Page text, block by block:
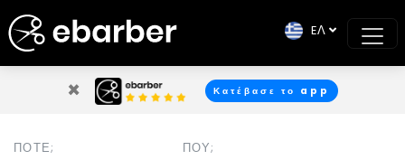
× Κατέβασε το app
EΛ
ΠΟΤΕ; ΠΟΥ;